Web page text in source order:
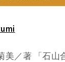
美／著 「石